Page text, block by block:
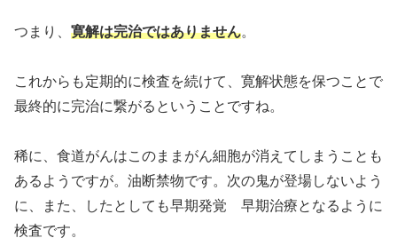
つまり、 寛解は完治ではありません。
これからも定期的に検査を続けて、寛解状態を保つことで
最終的に完治に繋がるということですね。
稀に、食道がんはこのままがん細胞が消えてしまうことも
あるようですが。油断禁物です。次の鬼が登場しないよう
に、また、したとしても早期発覚 早期治療となるように
検査です。